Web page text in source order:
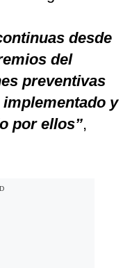
desde
del
preventivas
y
por ellos”,